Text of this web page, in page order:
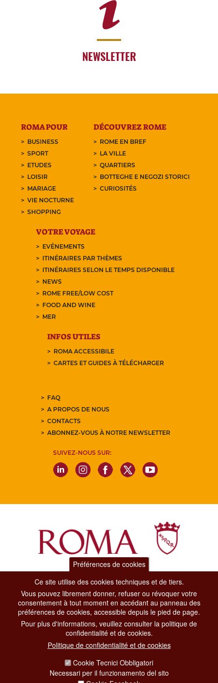
NEWSLETTER
ROMA POUR
BUSINESS
SPORT
ETUDES
LOISIR
MARIAGE
VIE NOCTURNE
SHOPPING
DÉCOUVREZ ROME
ROME EN BREF
LA VILLE
QUARTIERS
BOTTEGHE E NEGOZI STORICI
CURIOSITÉS
VOTRE VOYAGE
EVÉNEMENTS
ITINÉRAIRES PAR THÈMES
ITINÉRAIRES SELON LE TEMPS DISPONIBLE
NEWS
ROME FREE/LOW COST
FOOD AND WINE
MER
INFOS UTILES
ROMA ACCESSIBILE
CARTES ET GUIDES À TÉLÉCHARGER
FAQ
A PROPOS DE NOUS
CONTACTS
ABONNEZ-VOUS À NOTRE NEWSLETTER
SUIVEZ-NOUS SUR:
Dipartimento Grandi Eventi, Sport, Turismo e Moda.
00187 Roma
CONTACT CENTER TEL. 06 06 08
CONTATTA LA REDAZIONE
PRIVACY
Préférences de cookies
Ce site utilise des cookies techniques et de tiers.
Vous pouvez librement donner, refuser ou révoquer votre
consentement à tout moment en accédant au panneau des
préférences de cookies, accessible depuis le pied de page.
Pour plus d'informations, veuillez consulter la politique de
confidentialité et de cookies.
Politique de confidentialité et de cookies
Cookie Tecnici Obbligatori
Necessari per il funzionamento del sito